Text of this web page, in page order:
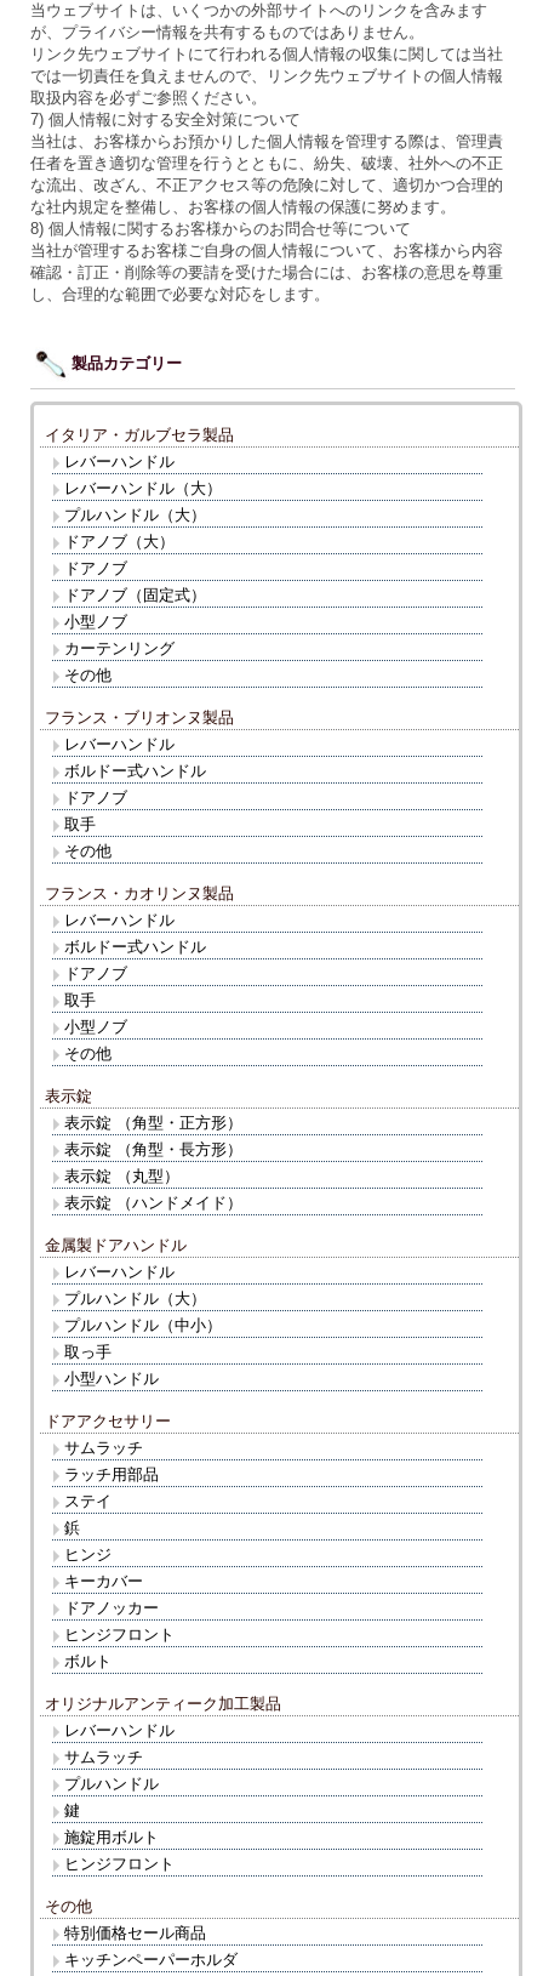
当ウェブサイトは、いくつかの外部サイトへのリンクを含みます
が、プライバシー情報を共有するものではありません。
リンク先ウェブサイトにて行われる個人情報の収集に関しては当社
では一切責任を負えませんので、リンク先ウェブサイトの個人情報
取扱内容を必ずご参照ください。
7) 個人情報に対する安全対策について
当社は、お客様からお預かりした個人情報を管理する際は、管理責
任者を置き適切な管理を行うとともに、紛失、破壊、社外への不正
な流出、改ざん、不正アクセス等の危険に対して、適切かつ合理的
な社内規定を整備し、お客様の個人情報の保護に努めます。
8) 個人情報に関するお客様からのお問合せ等について
当社が管理するお客様ご自身の個人情報について、お客様から内容
確認・訂正・削除等の要請を受けた場合には、お客様の意思を尊重
し、合理的な範囲で必要な対応をします。
製品カテゴリー
イタリア・ガルブセラ製品
レバーハンドル
レバーハンドル（大）
プルハンドル（大）
ドアノブ（大）
ドアノブ
ドアノブ（固定式）
小型ノブ
カーテンリング
その他
フランス・ブリオンヌ製品
レバーハンドル
ボルドー式ハンドル
ドアノブ
取手
その他
フランス・カオリンヌ製品
レバーハンドル
ボルドー式ハンドル
ドアノブ
取手
小型ノブ
その他
表示錠
表示錠 （角型・正方形）
表示錠 （角型・長方形）
表示錠 （丸型）
表示錠 （ハンドメイド）
金属製ドアハンドル
レバーハンドル
プルハンドル（大）
プルハンドル（中小）
取っ手
小型ハンドル
ドアアクセサリー
サムラッチ
ラッチ用部品
ステイ
鋲
ヒンジ
キーカバー
ドアノッカー
ヒンジフロント
ボルト
オリジナルアンティーク加工製品
レバーハンドル
サムラッチ
プルハンドル
鍵
施錠用ボルト
ヒンジフロント
その他
特別価格セール商品
キッチンペーパーホルダ